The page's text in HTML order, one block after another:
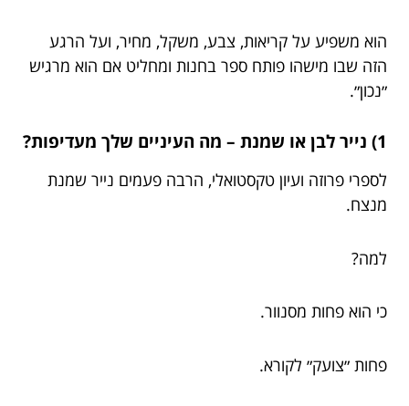
הוא משפיע על קריאות, צבע, משקל, מחיר, ועל הרגע
הזה שבו מישהו פותח ספר בחנות ומחליט אם הוא מרגיש
״נכון״.
1) נייר לבן או שמנת – מה העיניים שלך מעדיפות?
לספרי פרוזה ועיון טקסטואלי, הרבה פעמים נייר שמנת
מנצח.
למה?
כי הוא פחות מסנוור.
פחות ״צועק״ לקורא.